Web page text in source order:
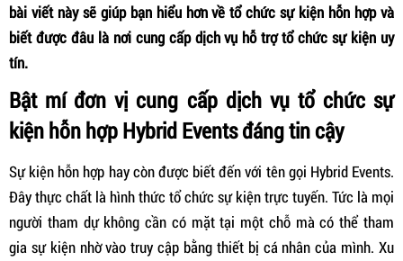
bài viết này sẽ giúp bạn hiểu hơn về tổ chức sự kiện hỗn hợp và
biết được đâu là nơi cung cấp dịch vụ hỗ trợ tổ chức sự kiện uy
tín.
Bật mí đơn vị cung cấp dịch vụ tổ chức sự
kiện hỗn hợp Hybrid Events đáng tin cậy
Sự kiện hỗn hợp hay còn được biết đến với tên gọi Hybrid Events.
Đây thực chất là hình thức tổ chức sự kiện trực tuyến. Tức là mọi
người tham dự không cần có mặt tại một chỗ mà có thể tham
gia sự kiện nhờ vào truy cập bằng thiết bị cá nhân của mình. Xu